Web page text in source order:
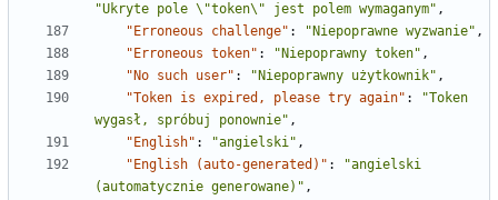
"Ukryte pole \"token\" jest polem wymaganym" ,
"Erroneous challenge" : "Niepoprawne wyzwanie" ,
"Erroneous token" : "Niepoprawny token" ,
"No such user" : "Niepoprawny użytkownik" ,
"Token is expired, please try again" :
"Token
wygasł, spróbuj ponownie" ,
"English" : "angielski" ,
"English (auto-generated)" :
"angielski
(automatycznie generowane)" ,